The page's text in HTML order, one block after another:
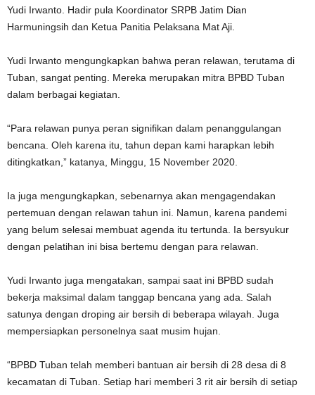
Yudi Irwanto. Hadir pula Koordinator SRPB Jatim Dian
Harmuningsih dan Ketua Panitia Pelaksana Mat Aji.
Yudi Irwanto mengungkapkan bahwa peran relawan, terutama di
Tuban, sangat penting. Mereka merupakan mitra BPBD Tuban
dalam berbagai kegiatan.
“Para relawan punya peran signifikan dalam penanggulangan
bencana. Oleh karena itu, tahun depan kami harapkan lebih
ditingkatkan,” katanya, Minggu, 15 November 2020.
Ia juga mengungkapkan, sebenarnya akan mengagendakan
pertemuan dengan relawan tahun ini. Namun, karena pandemi
yang belum selesai membuat agenda itu tertunda. Ia bersyukur
dengan pelatihan ini bisa bertemu dengan para relawan.
Yudi Irwanto juga mengatakan, sampai saat ini BPBD sudah
bekerja maksimal dalam tanggap bencana yang ada. Salah
satunya dengan droping air bersih di beberapa wilayah. Juga
mempersiapkan personelnya saat musim hujan.
“BPBD Tuban telah memberi bantuan air bersih di 28 desa di 8
kecamatan di Tuban. Setiap hari memberi 3 rit air bersih di setiap